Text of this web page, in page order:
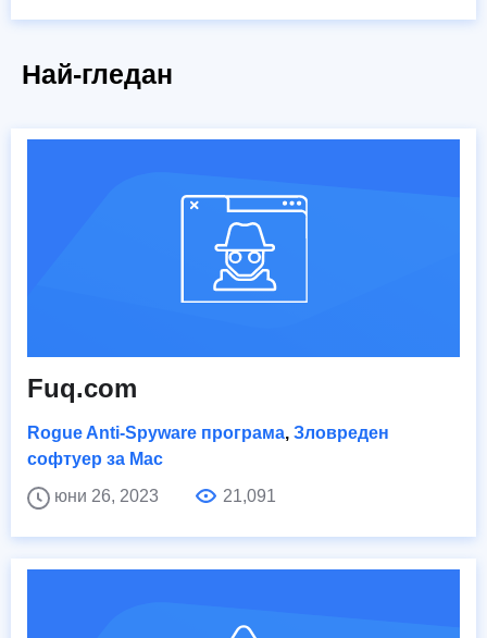
Най-гледан
Fuq.com
Rogue Anti-Spyware програма, Зловреден
софтуер за Mac
юни 26, 2023
21,091